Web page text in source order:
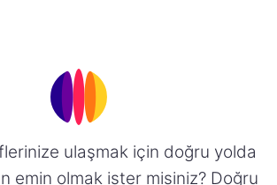
ulaşmak için doğru yolda
emin olmak ister misiniz? Doğru